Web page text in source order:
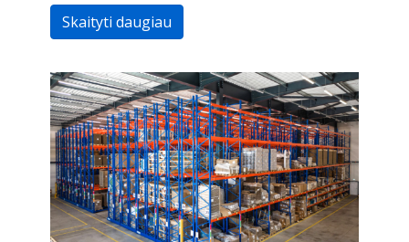
Skaityti daugiau